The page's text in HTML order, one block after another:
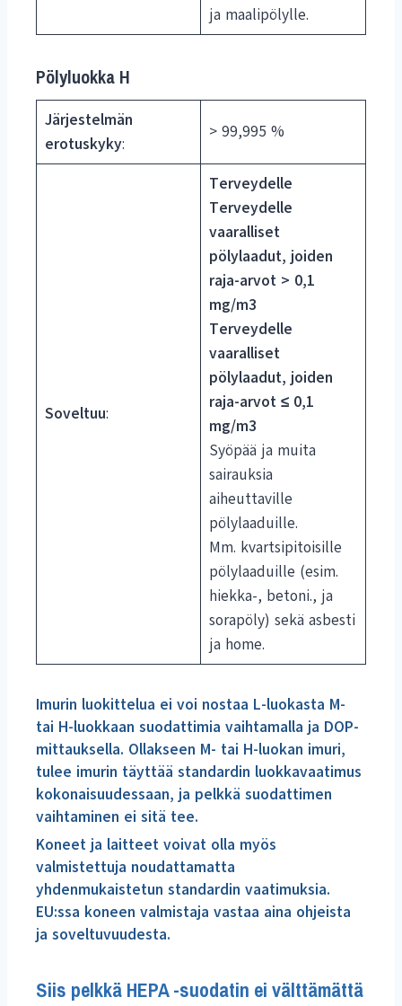
ja maalipölylle.
Pölyluokka H
Järjestelmän
erotuskyky:
> 99,995 %
Soveltuu:
Terveydelle
Terveydelle
vaaralliset
pölylaadut, joiden
raja-arvot > 0,1
mg/m3
Terveydelle
vaaralliset
pölylaadut, joiden
raja-arvot ≤ 0,1
mg/m3
Syöpää ja muita
sairauksia
aiheuttaville
pölylaaduille.
Mm. kvartsipitoisille
pölylaaduille (esim.
hiekka-, betoni., ja
sorapöly) sekä asbesti
ja home.
Imurin luokittelua ei voi nostaa L-luokasta M-
tai H-luokkaan suodattimia vaihtamalla ja DOP-
mittauksella. Ollakseen M- tai H-luokan imuri,
tulee imurin täyttää standardin luokkavaatimus
kokonaisuudessaan, ja pelkkä suodattimen
vaihtaminen ei sitä tee.
Koneet ja laitteet voivat olla myös
valmistettuja noudattamatta
yhdenmukaistetun standardin vaatimuksia.
EU:ssa koneen valmistaja vastaa aina ohjeista
ja soveltuvuudesta.
Siis pelkkä HEPA -suodatin ei välttämättä